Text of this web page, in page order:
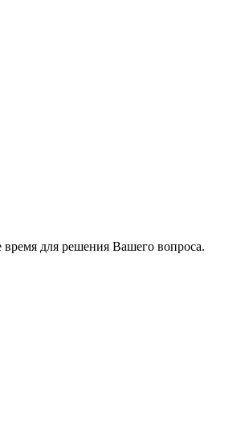
для решения Вашего вопроса.